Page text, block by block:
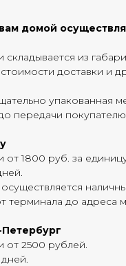
вам домой
складывается из
доставки и
передачи
от 1800 руб. за
терминала до
от 2500 рублей.